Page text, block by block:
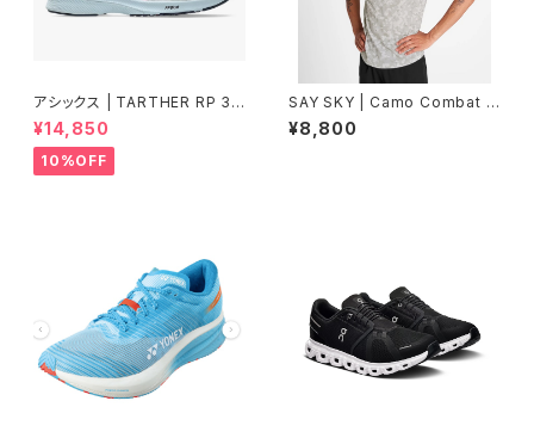
アシックス | TARTHER RP 3 |
ARCTIC BLUE/GLO | Wome
n
¥14,850
10%OFF
SAY SKY | Camo Combat T
¥8,800